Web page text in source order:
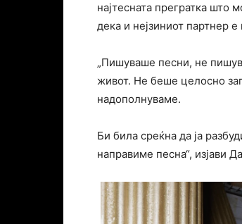
најтесната прегратка што
дека и нејзиниот партнер е
„Пишуваше песни, не
живот. Не беше целосно
надополнуваме.
Би била среќна да ја
направиме песна“, изјави